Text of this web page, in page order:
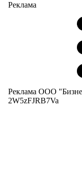
Реклама
Реклама ООО
2W5zFJRB7Va